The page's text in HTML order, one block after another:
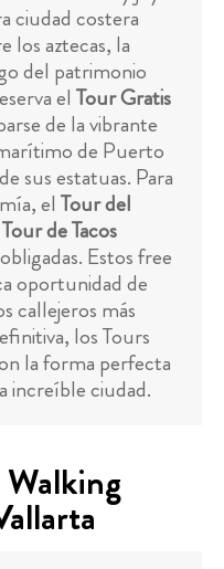
ciudad costera
los aztecas, la
del patrimonio
el Tour Gratis
de la vibrante
de Puerto
sus estatuas. Para
el Tour del
Tour de Tacos
Estos free
oportunidad de
callejeros más
los Tours
la forma perfecta
increíble ciudad.